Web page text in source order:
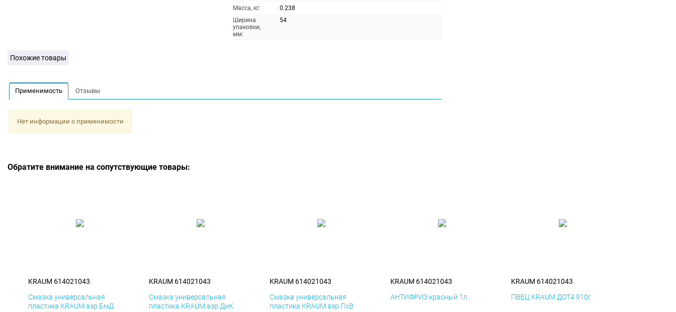
Масса, кг:
0.238
Ширина
упаковки,
мм:
54
Похожие товары
Применимость Отзывы
Нет информации о применимости
Обратите внимание на сопутствующие товары:
KRAUM 614021043
Смазка универсальная
пластика KRAUM аэр БмД
KRAUM 614021043
Смазка универсальная
пластика KRAUM аэр ДиК
KRAUM 614021043
Смазка универсальная
пластика KRAUM аэр ПхВ
KRAUM 614021043
АНТИФРИЗ красный 1л.
KRAUM 614021043
ПВЕЦ KRAUM ДОТ4 910г